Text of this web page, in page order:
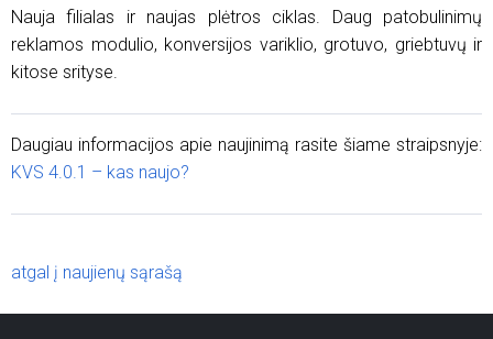
Nauja filialas ir naujas plėtros ciklas. Daug patobulinimų
reklamos modulio, konversijos variklio, grotuvo, griebtuvų ir
kitose srityse.
Daugiau informacijos apie naujinimą rasite šiame straipsnyje:
KVS 4.0.1 – kas naujo?
atgal į naujienų sąrašą